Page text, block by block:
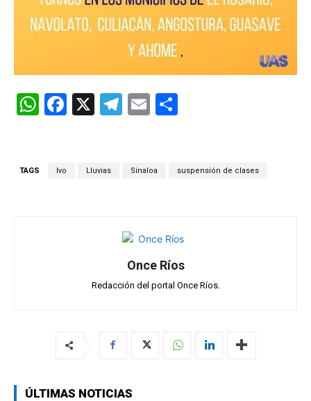
W F
X
T
gr
E
p
TAGS Ivo Lluvias Sinaloa suspensión de clases
Once Ríos
Redacción del portal Once Ríos.
ÚLTIMAS NOTICIAS